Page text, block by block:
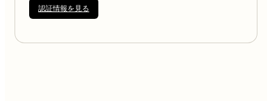
認証情報を見る